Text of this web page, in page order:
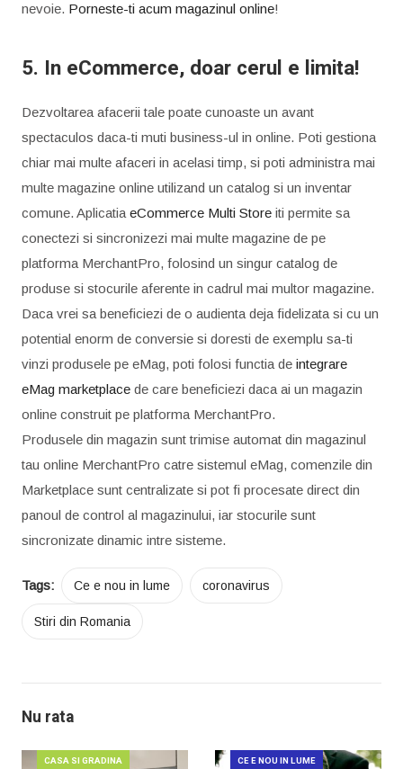
nevoie. Porneste-ti acum magazinul online!
5. In eCommerce, doar cerul e limita!
Dezvoltarea afacerii tale poate cunoaste un avant
spectaculos daca-ti muti business-ul in online. Poti gestiona
chiar mai multe afaceri in acelasi timp, si poti administra mai
multe magazine online utilizand un catalog si un inventar
comune. Aplicatia eCommerce Multi Store iti permite sa
conectezi si sincronizezi mai multe magazine de pe
platforma MerchantPro, folosind un singur catalog de
produse si stocurile aferente in cadrul mai multor magazine.
Daca vrei sa beneficiezi de o audienta deja fidelizata si cu un
potential enorm de conversie si doresti de exemplu sa-ti
vinzi produsele pe eMag, poti folosi functia de integrare
eMag marketplace de care beneficiezi daca ai un magazin
online construit pe platforma MerchantPro.
Produsele din magazin sunt trimise automat din magazinul
tau online MerchantPro catre sistemul eMag, comenzile din
Marketplace sunt centralizate si pot fi procesate direct din
panoul de control al magazinului, iar stocurile sunt
sincronizate dinamic intre sisteme.
Tags: Ce e nou in lume coronavirus
Stiri din Romania
Nu rata
CASA SI GRADINA CE E NOU IN LUME